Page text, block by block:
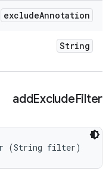
excludeAnnotation
String
addExcludeFilter
(String filter)